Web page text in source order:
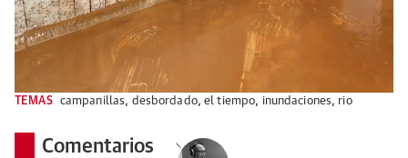
TEMAS campanillas, desbordado,el tiempo, inundaciones, rio
Comentarios